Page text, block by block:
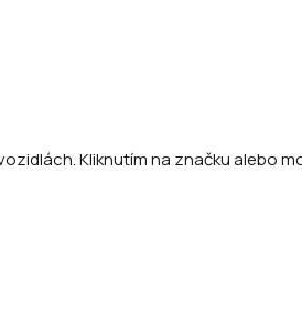
Kliknutím na značku alebo